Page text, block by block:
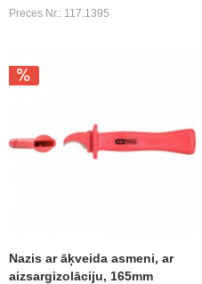
Preces Nr.: 117.1395
Nazis ar āķveida asmeni, ar
aizsargizolāciju, 165mm